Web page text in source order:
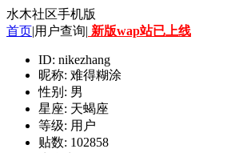
水木社区手机版
首页|用户查询| 新版wap站已上线
ID: nikezhang
昵称: 难得糊涂
性别: 男
星座: 天蝎座
等级: 用户
贴数: 102858